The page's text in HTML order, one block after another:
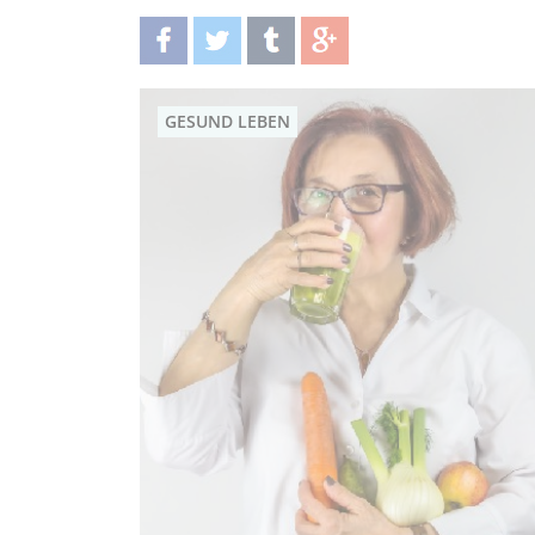
teilentwittern teilen teilen
GESUND LEBEN